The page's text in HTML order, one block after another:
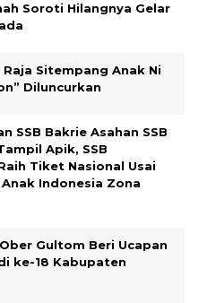
Soroti Hilangnya Gelar
Sitempang Anak Ni
Diluncurkan
SSB Bakrie Asahan SSB
Apik, SSB
Tiket Nasional Usai
Indonesia Zona
Gultom Beri Ucapan
ke-18 Kabupaten